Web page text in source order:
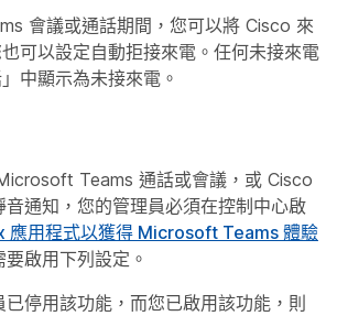
會議或通話期間，您可以將 Cisco 來
可以設定自動拒接來電。任何未接來電
中顯示為未接來電。
Teams 通話或會議，或 Cisco
音通知，您的管理員必須在控制中心啟
應用程式以獲得 Microsoft Teams 體驗
啟用下列設定。
停用該功能，而您已啟用該功能，則